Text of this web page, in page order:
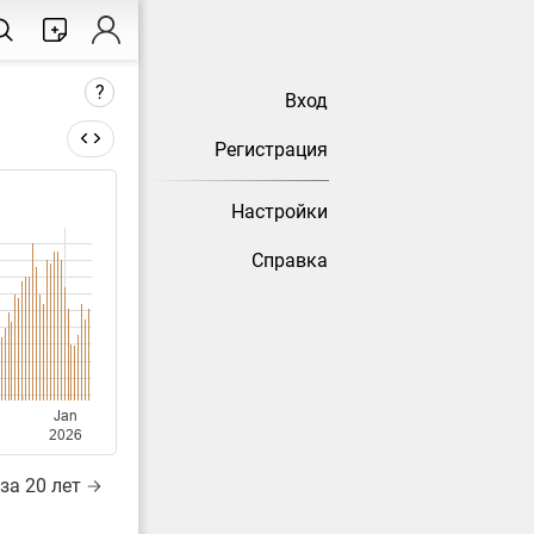
Вход
Регистрация
Настройки
Справка
?
Jan
2026
20 лет